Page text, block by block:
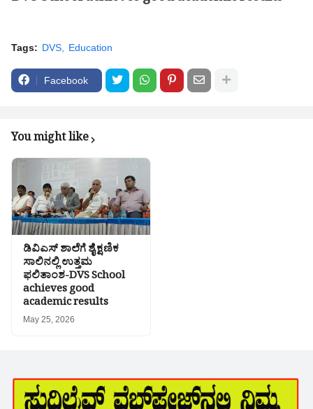
Tags: DVS Education
Facebook
You might like
ಡಿವಿಎಸ್ ಶಾಲೆಗೆ ಶೈಕ್ಷಣಿಕ
ಸಾಲಿನಲ್ಲಿ ಉತ್ತಮ
ಫಲಿತಾಂಶ-DVS School
achieves good
academic results
May 25, 2026